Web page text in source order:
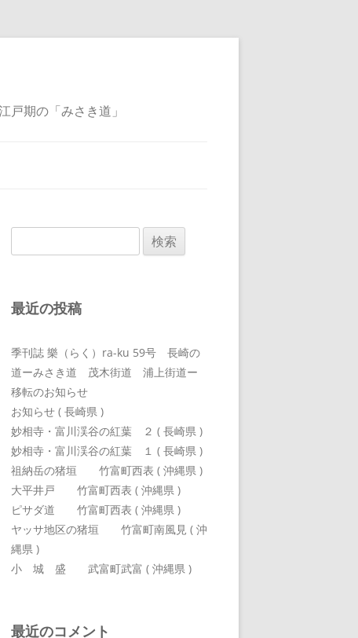
期の「みさき道」
索:
最近の投稿
季刊誌 樂（らく）ra-ku 59号 長崎の
道ーみさき道 茂木街道 浦上街道ー
移転のお知らせ
お知らせ ( 長崎県 )
妙相寺・富川渓谷の紅葉 ２ ( 長崎県 )
妙相寺・富川渓谷の紅葉 １ ( 長崎県 )
祖納岳の猪垣 竹富町西表 ( 沖縄県 )
大平井戸 竹富町西表 ( 沖縄県 )
ピサダ道 竹富町西表 ( 沖縄県 )
ヤッサ地区の猪垣 竹富町南風見 ( 沖
縄県 )
小 城 盛 武富町武富 ( 沖縄県 )
最近のコメント